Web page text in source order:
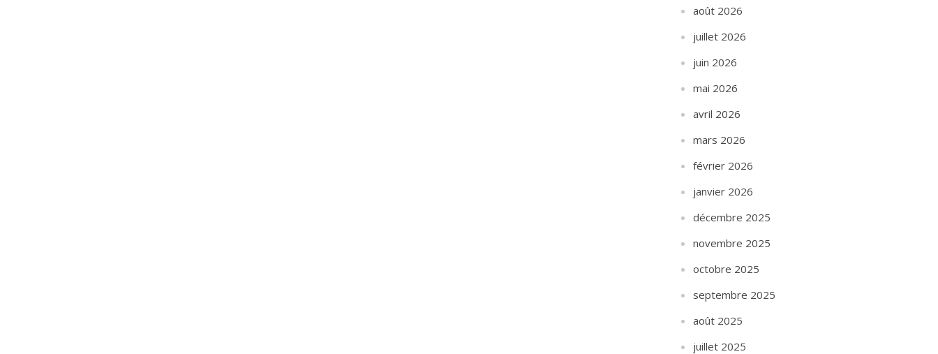
août 2026
juillet 2026
juin 2026
mai 2026
avril 2026
mars 2026
février 2026
janvier 2026
décembre 2025
novembre 2025
octobre 2025
septembre 2025
août 2025
juillet 2025